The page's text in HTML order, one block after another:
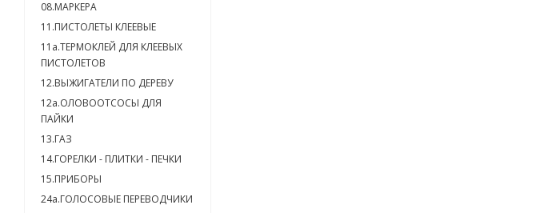
08.МАРКЕРА
11.ПИСТОЛЕТЫ КЛЕЕВЫЕ
11а.ТЕРМОКЛЕЙ ДЛЯ КЛЕЕВЫХ
ПИСТОЛЕТОВ
12.ВЫЖИГАТЕЛИ ПО ДЕРЕВУ
12а.ОЛОВООТСОСЫ ДЛЯ
ПАЙКИ
13.ГАЗ
14.ГОРЕЛКИ - ПЛИТКИ - ПЕЧКИ
15.ПРИБОРЫ
24a.ГОЛОСОВЫЕ ПЕРЕВОДЧИКИ